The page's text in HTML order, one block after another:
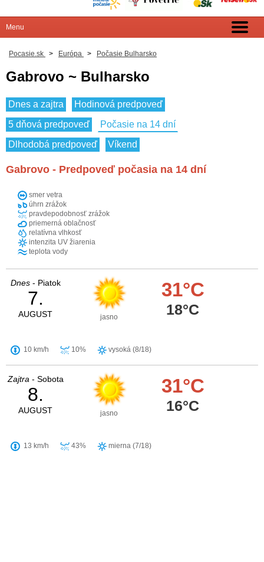
Pocasie.sk > Európa > Počasie Bulharsko
Gabrovo ~ Bulharsko
Dnes a zajtra
Hodinová predpoveď
5 dňová predpoveď
Počasie na 14 dní
Dlhodobá predpoveď
Víkend
Gabrovo - Predpoveď počasia na 14 dní
smer vetra
úhrn zrážok
pravdepodobnosť zrážok
priemerná oblačnosť
relatívna vlhkosť
intenzita UV žiarenia
teplota vody
Dnes- Piatok
7.
AUGUST jasno
31°C
18°C
10 km/h 10% vysoká (8/18)
Zajtra - Sobota
8.
AUGUST jasno
31°C
16°C
13 km/h 43% mierna (7/18)